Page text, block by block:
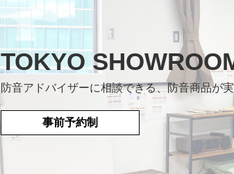
TOKYO
防音アドバイザーに相談できる、防音商品が
事前予約制